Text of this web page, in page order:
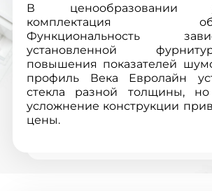
В ценообразовании
комплектация
Функциональность
установленной
повышения показателей
профиль Века Евролайн
стекла разной толщины, но
усложнение конструкции
цены.